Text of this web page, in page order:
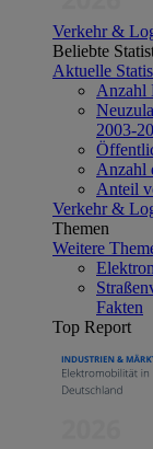
Verkehr &
Beliebte
Aktuelle
Anzahl
2003-
Anzahl
Anteil
Verkehr &
Themen
Weitere
Fakten
Top Report